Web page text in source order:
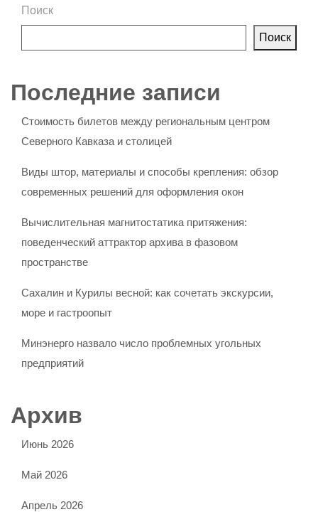
Поиск
Поиск
Последние записи
Стоимость билетов между региональным центром
Северного Кавказа и столицей
Виды штор, материалы и способы крепления: обзор
современных решений для оформления окон
Вычислительная магнитостатика притяжения:
поведенческий аттрактор архива в фазовом
пространстве
Сахалин и Курилы весной: как сочетать экскурсии,
море и гастроопыт
Минэнерго назвало число проблемных угольных
предприятий
Архив
Июнь 2026
Май 2026
Апрель 2026